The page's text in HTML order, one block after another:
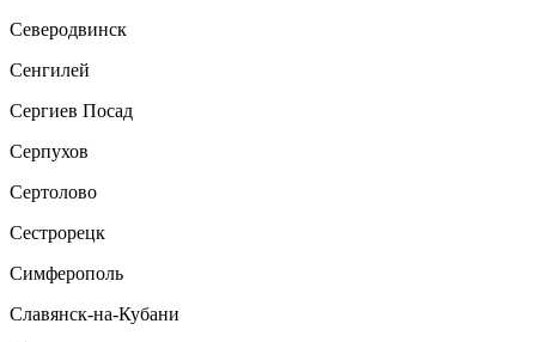
Северодвинск
Сенгилей
Сергиев Посад
Серпухов
Сертолово
Сестрорецк
Симферополь
Славянск-на-Кубани